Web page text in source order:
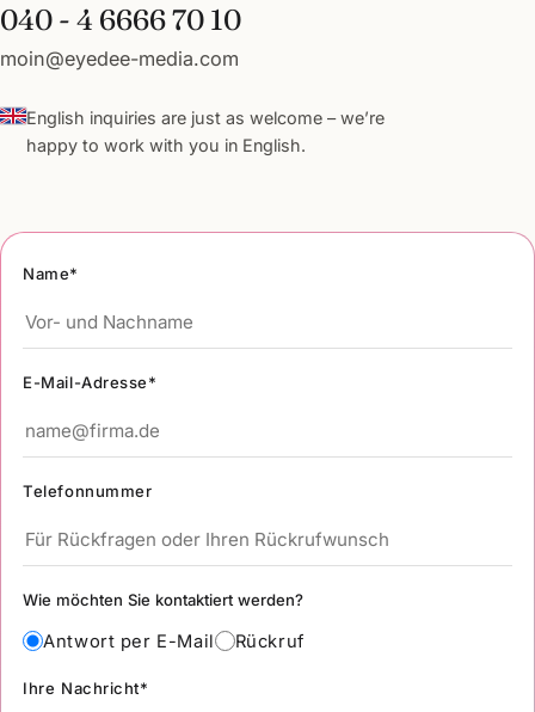
040 - 4 6666 70 10
moin@eyedee-media.com
English inquiries are just as welcome – we’re
happy to work with you in English.
Name*
E-Mail-Adresse*
Telefonnummer
Wie möchten Sie kontaktiert werden?
Antwort per E-Mail Rückruf
Ihre Nachricht*